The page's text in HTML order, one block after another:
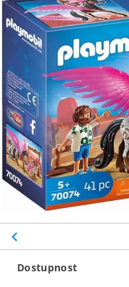
Dostupnost